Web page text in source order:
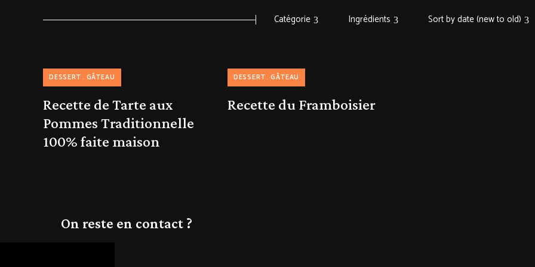
Catégorie Ingrédients Sort by date (new to old)
DESSERT GÂTEAU
Recette de Tarte aux
Pommes Traditionnelle
100% faite maison
DESSERT GÂTEAU
Recette du Framboisier
On reste en contact ?